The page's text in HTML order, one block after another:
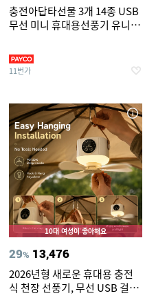
충전아답타선물 3개 14종 USB
무선 미니 휴대용선풍기 유니영
풍기 터보제트팬 목걸이선풍 여
름 단체선물 기프트 판촉물 인쇄
11번가
10대 여성이 좋아해요
29% 13,476
2026년형 새로운 휴대용 충전
식 천장 선풍기, 무선 USB 걸이